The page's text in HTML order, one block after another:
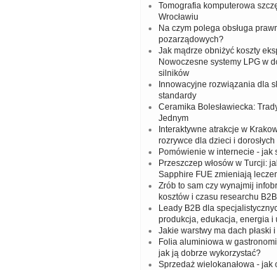
Tomografia komputerowa
Wrocławiu
Na czym polega obsługa
pozarządowych?
Jak mądrze obniżyć koszty
Nowoczesne systemy LPG w
silników
Innowacyjne rozwiązania dla
standardy
Ceramika Bolesławiecka:
Jednym
Interaktywne atrakcje w
rozrywce dla dzieci i dorosłych
Pomówienie w internecie - jak
Przeszczep włosów w Turcji:
Sapphire FUE zmieniają
Zrób to sam czy wynajmij
kosztów i czasu researchu B2B
Leady B2B dla
produkcja, edukacja, energia i
Jakie warstwy ma dach płaski
Folia aluminiowa w
jak ją dobrze wykorzystać?
Sprzedaż wielokanałowa - jak